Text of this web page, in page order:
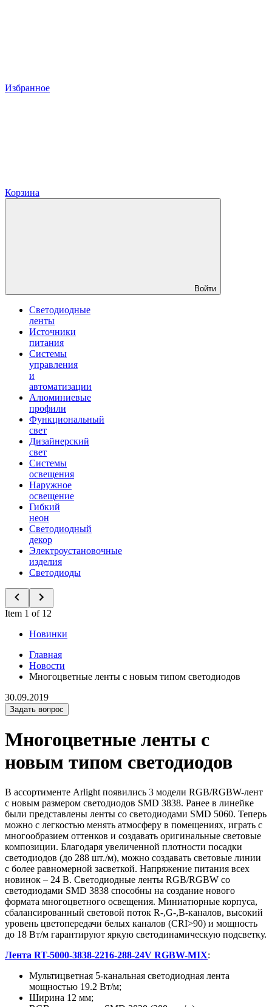
Избранное
Корзина
Войти
Светодиодные
ленты
Источники
питания
Системы
управления
и
автоматизации
Алюминиевые
профили
Функциональный
свет
Дизайнерский
свет
Системы
освещения
Наружное
освещение
Гибкий
неон
Светодиодный
декор
Электроустановочные
изделия
Светодиоды
Item 1 of 12
Новинки
Главная
Новости
Многоцветные ленты с новым типом светодиодов
30.09.2019
Задать вопрос
Многоцветные ленты с
новым типом светодиодов
В ассортименте Arlight появились 3 модели RGB/RGBW-лент
с новым размером светодиодов SMD 3838. Ранее в линейке
были представлены ленты со светодиодами SMD 5060. Теперь
можно с легкостью менять атмосферу в помещениях, играть с
многообразием оттенков и создавать оригинальные световые
композиции. Благодаря увеличенной плотности посадки
светодиодов (до 288 шт./м), можно создавать световые линии
с более равномерной засветкой. Напряжение питания всех
новинок – 24 В. Светодиодные ленты RGB/RGBW со
светодиодами SMD 3838 способны на создание нового
формата многоцветного освещения. Миниатюрные корпуса,
сбалансированный световой поток R-,G-,B-каналов, высокий
уровень цветопередачи белых каналов (CRI>90) и мощность
до 18 Вт/м гарантируют яркую светодинамическую подсветку.
Лента RT-5000-3838-2216-288-24V RGBW-MIX:
Мультицветная 5-канальная светодиодная лента
мощностью 19.2 Вт/м;
Ширина 12 мм;